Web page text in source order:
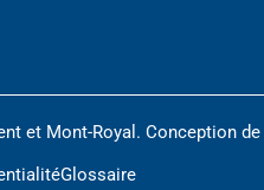
et Mont-Royal. Conception de
Glossaire